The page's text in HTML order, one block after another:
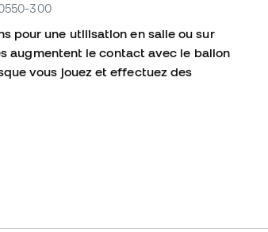
300
pour une utilisation en salle ou sur
augmentent le contact avec le ballon
vous jouez et effectuez des